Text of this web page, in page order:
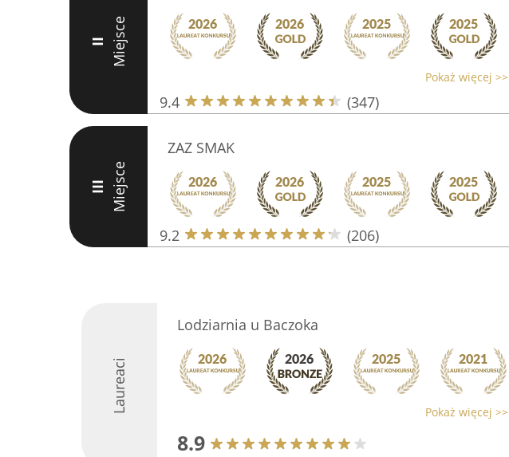
II Miejsce
Pokaż więcej >>
9.4 (347)
III Miejsce
ZAZ SMAK
9.2 (206)
Laureaci
Lodziarnia u Baczoka
Pokaż więcej >>
8.9